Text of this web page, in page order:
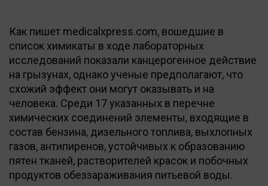
Как пишет medicalxpress.com, вошедшие в
список химикаты в ходе лабораторных
исследований показали канцерогенное действие
на грызунах, однако ученые предполагают, что
схожий эффект они могут оказывать и на
человека. Среди 17 указанных в перечне
химических соединений элементы, входящие в
состав бензина, дизельного топлива, выхлопных
газов, антипиренов, устойчивых к образованию
пятен тканей, растворителей красок и побочных
продуктов обеззараживания питьевой воды.